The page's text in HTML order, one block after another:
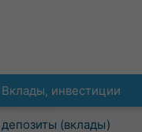
Вклады, инвестиции
депозиты (вклады)